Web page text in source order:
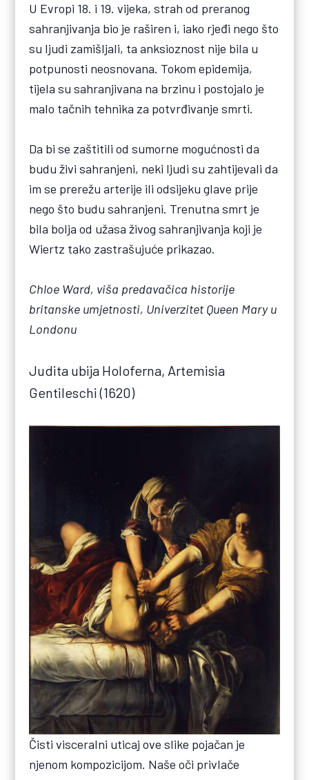
U Evropi 18. i 19. vijeka, strah od preranog
sahranjivanja bio je raširen i, iako rjeđi nego što
su ljudi zamišljali, ta anksioznost nije bila u
potpunosti neosnovana. Tokom epidemija,
tijela su sahranjivana na brzinu i postojalo je
malo tačnih tehnika za potvrđivanje smrti.
Da bi se zaštitili od sumorne mogućnosti da
budu živi sahranjeni, neki ljudi su zahtijevali da
im se prerežu arterije ili odsijeku glave prije
nego što budu sahranjeni. Trenutna smrt je
bila bolja od užasa živog sahranjivanja koji je
Wiertz tako zastrašujuće prikazao.
Chloe Ward, viša predavačica historije
britanske umjetnosti, Univerzitet Queen Mary u
Londonu
Judita ubija Holoferna, Artemisia
Gentileschi (1620)
Čisti visceralni uticaj ove slike pojačan je
njenom kompozicijom. Naše oči privlače